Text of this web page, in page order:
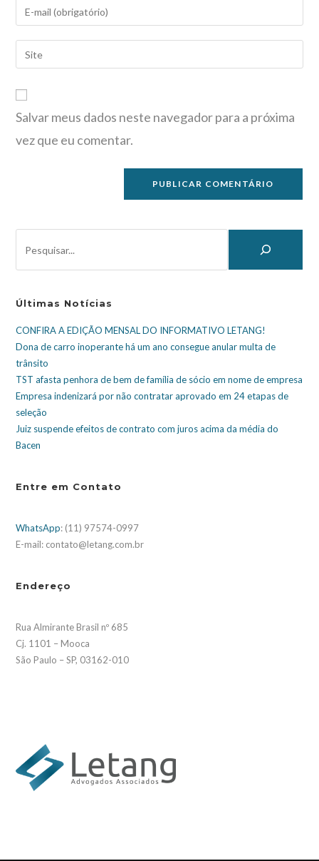
Salvar meus dados neste navegador para a próxima
vez que eu comentar.
Últimas Notícias
CONFIRA A EDIÇÃO MENSAL DO INFORMATIVO LETANG!
Dona de carro inoperante há um ano consegue anular multa de
trânsito
TST afasta penhora de bem de família de sócio em nome de empresa
Empresa indenizará por não contratar aprovado em 24 etapas de
seleção
Juiz suspende efeitos de contrato com juros acima da média do
Bacen
Entre em Contato
WhatsApp: (11) 97574-0997
E-mail: contato@letang.com.br
Endereço
Rua Almirante Brasil nº 685
Cj. 1101 – Mooca
São Paulo – SP, 03162-010